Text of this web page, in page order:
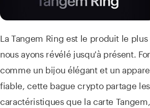
La Tangem Ring est le produit le
nous ayons révélé jusqu'à présent.
comme un bijou élégant et un
fiable, cette bague crypto partage
caractéristiques que la carte